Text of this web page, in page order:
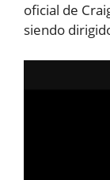
oficial de
siendo